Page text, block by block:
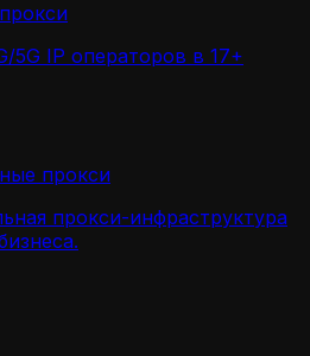
5G IP операторов в 17+
прокси
прокси-инфраструктура